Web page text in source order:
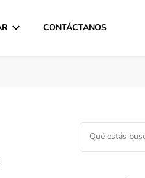
CONTÁCTANOS
¿Buscas algo?